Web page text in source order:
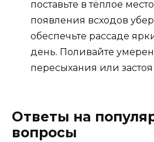
поставьте в тёплое
появления всходов
обеспечьте рассаде
день. Поливайте
пересыхания или застоя
Ответы на
вопросы